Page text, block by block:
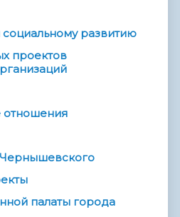
социальному развитию
проектов
палаты города